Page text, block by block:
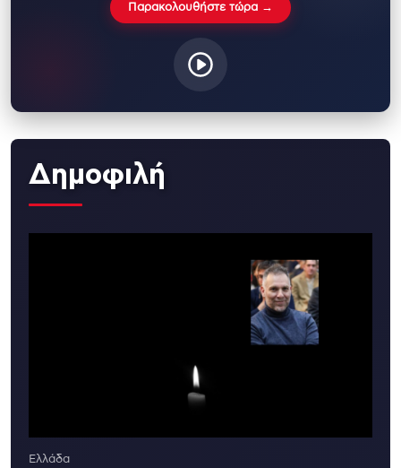
Παρακολουθήστε τώρα →
Δημοφιλή
Ελλάδα